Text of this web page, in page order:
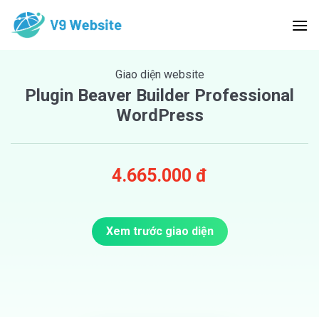
Giao diện website
Plugin Beaver Builder Professional
WordPress
4.665.000 đ
Xem trước giao diện